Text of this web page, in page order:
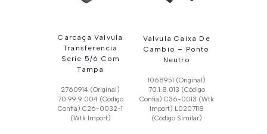
Carcaça Valvula
Transferencia
Serie 5/6 Com
Tampa
2760914 (Original)
70.99.9.004 (Código
Confia) C26-0032-1
(Wtk Import)
Valvula Caixa De
Cambio – Ponto
Neutro
1068951 (Original)
70.1.8.013 (Código
Confia) C36-0013 (Wtk
Import) L0207118
(Código Similar)